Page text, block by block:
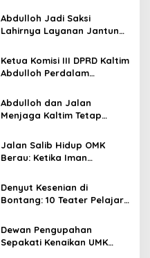
Abdulloh Jadi Saksi
Lahirnya Layanan Jantung
Jawaban Kebutuhan
Rakyat
Ketua Komisi III DPRD Kaltim
Abdulloh Perdalam
Bangku Doktoral
Abdulloh dan Jalan
Menjaga Kaltim Tetap
Gelombang Aksi 21 April
Jalan Salib Hidup OMK
Berau: Ketika Iman
Panggung
Denyut Kesenian di
Bontang: 10 Teater Pelajar
Proses Bernama AKSARA
Dewan Pengupahan
Sepakati Kenaikan UMK